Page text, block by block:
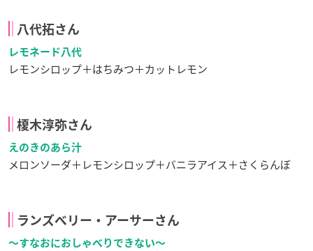
八代拓さん
レモネード八代
レモンシロップ＋はちみつ＋カットレモン
榎木淳弥さん
えのきのあら汁
メロンソーダ＋レモンシロップ＋バニラアイス＋さくらんぼ
ランズベリー・アーサーさん
〜すなおにおしゃべりできない〜